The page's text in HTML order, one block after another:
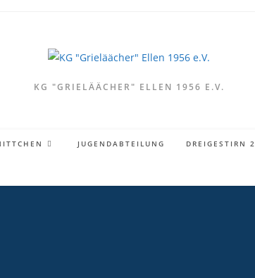
KG "GRIELÄÄCHER" ELLEN 1956 E.V.
JUGENDABTEILUNG